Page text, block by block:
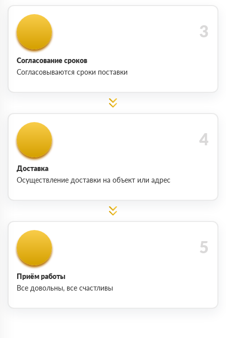
Согласование сроков
Согласовываются сроки поставки
Доставка
Осуществление доставки на объект или адрес
Приём работы
Все довольны, все счастливы